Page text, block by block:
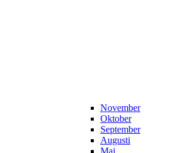
November
Oktober
September
Augusti
Maj